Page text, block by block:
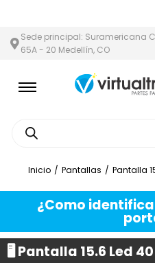
Sede principal: Suramericana
65A - 20 Medellín, CO
Inicio / Pantallas / Pantalla
¿Como
🖥️ Pantalla 15.6 Led